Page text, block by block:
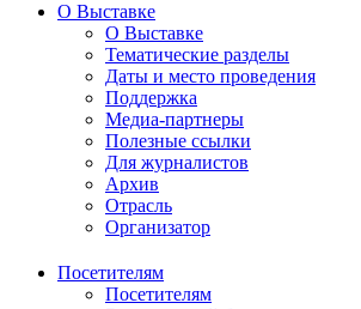
О Выставке
О Выставке
Тематические разделы
Даты и место проведения
Поддержка
Медиа-партнеры
Полезные ссылки
Для журналистов
Архив
Отрасль
Организатор
Посетителям
Посетителям